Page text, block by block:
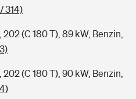
314)
(C 180 T), 89 kW, Benzin,
(C 180 T), 90 kW, Benzin,